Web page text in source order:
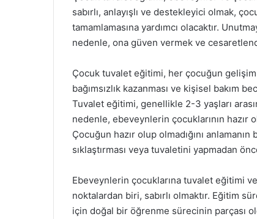
sabırlı, anlayışlı ve destekleyici olmak,
tamamlamasına yardımcı olacaktır.
nedenle, ona güven vermek ve
Çocuk tuvalet eğitimi, her çocuğun
bağımsızlık kazanması ve kişisel bakım
Tuvalet eğitimi, genellikle 2-3 yaşları
nedenle, ebeveynlerin çocuklarının
Çocuğun hazır olup olmadığını
sıklaştırması veya tuvaletini yapmadan
Ebeveynlerin çocuklarına tuvalet eğitimi
noktalardan biri, sabırlı olmaktır. Eğitim
için doğal bir öğrenme sürecinin parçası